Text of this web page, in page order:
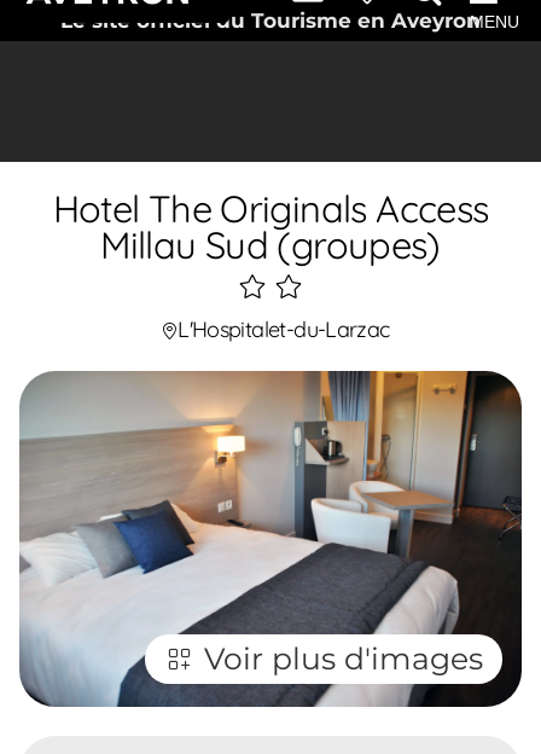
Le site officiel du Tourisme en AveyronMENU
Hotel The Originals Access
Millau Sud (groupes)
2
étoiles
L'Hospitalet-du-Larzac
Voir plus d'images